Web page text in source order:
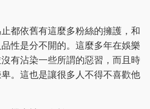
都依舊有這麼多粉絲的擁護，和
性是分不開的。這麼多年在娛樂
有沾染一些所謂的惡習，而且時
。這也是讓很多人不得不喜歡他